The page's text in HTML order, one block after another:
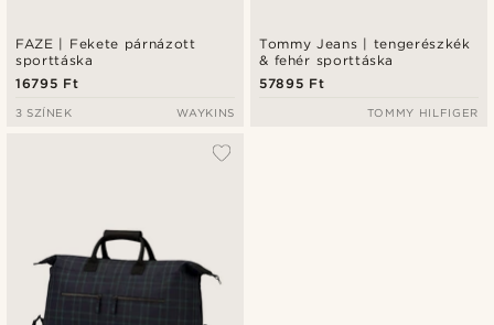
FAZE | Fekete párnázott
sporttáska
16795 Ft
3 SZÍNEK WAYKINS
Tommy Jeans | tengerészkék
& fehér sporttáska
57895 Ft
TOMMY HILFIGER